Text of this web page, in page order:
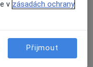
v zásadách ochrany
Přijmout